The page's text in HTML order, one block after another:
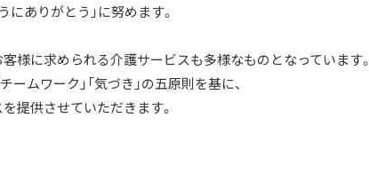
ありがとう」に努めます。
様に求められる介護サービスも多様なものとなっています。
ームワーク」「気づき」の五原則を基に、
提供させていただきます。